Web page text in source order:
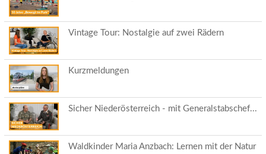
Vintage Tour: Nostalgie auf zwei Rädern
Kurzmeldungen
Sicher Niederösterreich - mit Generalstabschef...
Waldkinder Maria Anzbach: Lernen mit der Natur